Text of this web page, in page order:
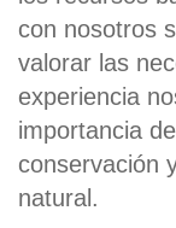
con nosotros
valorar las
experiencia
importancia
conservación
natural.